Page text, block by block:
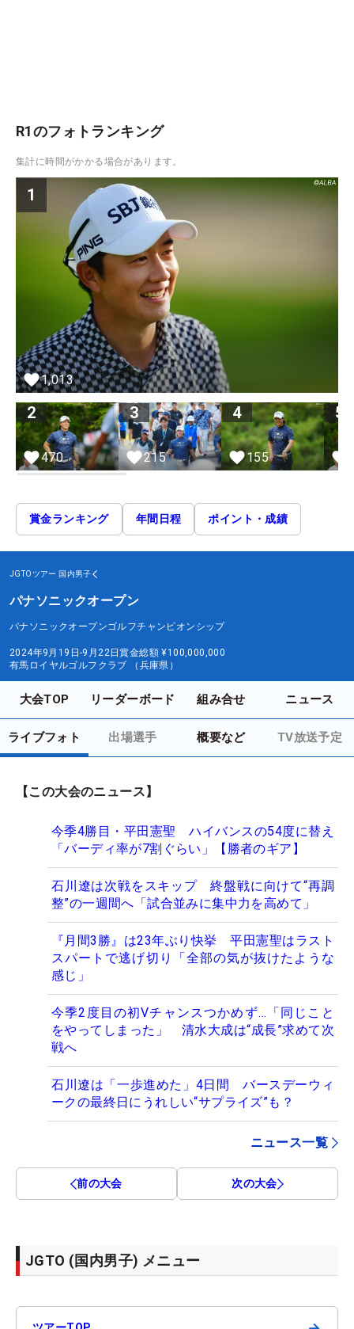
R1のフォトランキング
集計に時間がかかる場合があります。
1
1,013
2
470
3
215
4
155
5
賞金ランキング 年間日程 ポイント・成績
JGTOツアー 国内男子
パナソニックオープン
パナソニックオープンゴルフチャンピオンシップ
2024年9月19日-9月22日賞金総額 ¥100,000,000
有馬ロイヤルゴルフクラブ （兵庫県）
大会TOP リーダーボード 組み合せ ニュース
ライブフォト 出場選手 概要など TV放送予定
【この大会のニュース】
今季4勝目・平田憲聖 ハイバンスの54度に替え
「バーディ率が7割ぐらい」【勝者のギア】
石川遼は次戦をスキップ 終盤戦に向けて“再調
整”の一週間へ「試合並みに集中力を高めて」
『月間3勝』は23年ぶり快挙 平田憲聖はラスト
スパートで逃げ切り「全部の気が抜けたような
感じ」
今季2度目の初Vチャンスつかめず…「同じこと
をやってしまった」 清水大成は“成長”求めて次
戦へ
石川遼は「一歩進めた」4日間 バースデーウィ
ークの最終日にうれしい“サプライズ”も？
ニュース一覧
前の大会 次の大会
JGTO (国内男子) メニュー